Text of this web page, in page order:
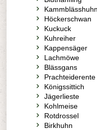
Kammblässhuhn
Höckerschwan
Kuckuck
Kuhreiher
Kappensäger
Lachmöwe
Blässgans
Prachteiderente
Königssittich
Jägerlieste
Kohlmeise
Rotdrossel
Birkhuhn